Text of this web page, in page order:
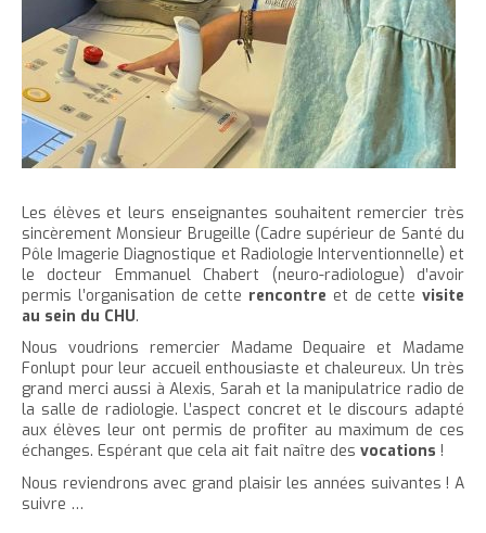
Les élèves et leurs enseignantes souhaitent remercier très
sincèrement Monsieur Brugeille (Cadre supérieur de Santé du
Pôle Imagerie Diagnostique et Radiologie Interventionnelle) et
le docteur Emmanuel Chabert (neuro-radiologue) d’avoir
permis l’organisation de cette rencontre et de cette visite
au sein du CHU.
Nous voudrions remercier Madame Dequaire et Madame
Fonlupt pour leur accueil enthousiaste et chaleureux. Un très
grand merci aussi à Alexis, Sarah et la manipulatrice radio de
la salle de radiologie. L’aspect concret et le discours adapté
aux élèves leur ont permis de profiter au maximum de ces
échanges. Espérant que cela ait fait naître des vocations !
Nous reviendrons avec grand plaisir les années suivantes ! A
suivre …